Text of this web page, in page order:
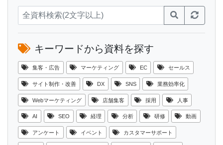
キーワードから資料を探す
集客・広告 マーケティング EC セールス
サイト制作・改善 DX SNS 業務効率化
Webマーケティング 店舗集客 採用 人事
AI SEO 経理 分析 研修 動画
アンケート イベント カスタマーサポート